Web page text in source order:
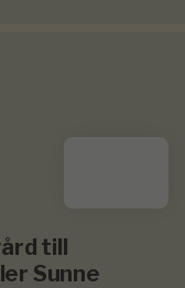
till
Sunne